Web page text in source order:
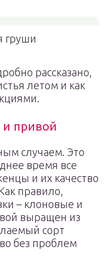
груши
рассказано,
летом и как
привой
случаем. Это
время все
и их качество
правило,
– клоновые и
выращен из
сорт
без проблем